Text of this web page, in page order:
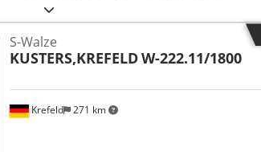
Krefeld 271 km
S-Walze
KUSTERS,KREFELDW-222.11/1800